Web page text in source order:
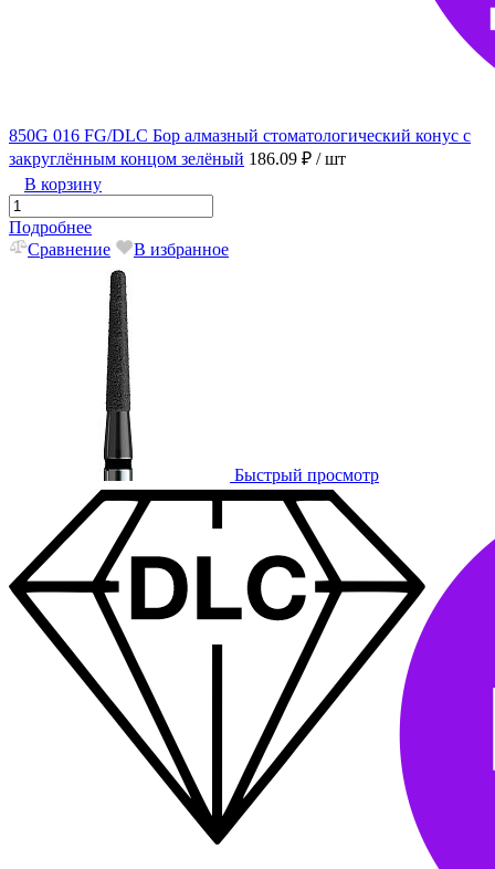
850G 016 FG/DLC Бор алмазный стоматологический конус с
закруглённым концом зелёный 186.09 ₽ / шт
В корзину
Подробнее
Сравнение
В избранное
Быстрый просмотр